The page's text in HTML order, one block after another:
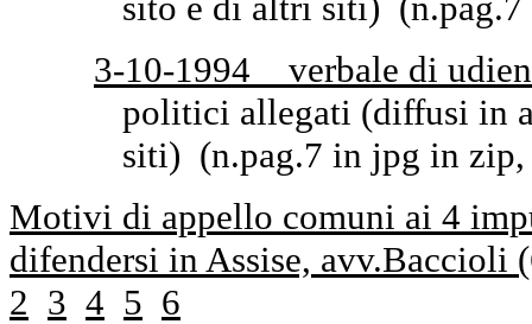
3-10-1994 verbale di
politici allegati (diffusi in
siti) (n.pag.7 in jpg in zip,
Motivi di appello comuni ai 4
difendersi in Assise, avv.Baccioli
2 3 4 5 6